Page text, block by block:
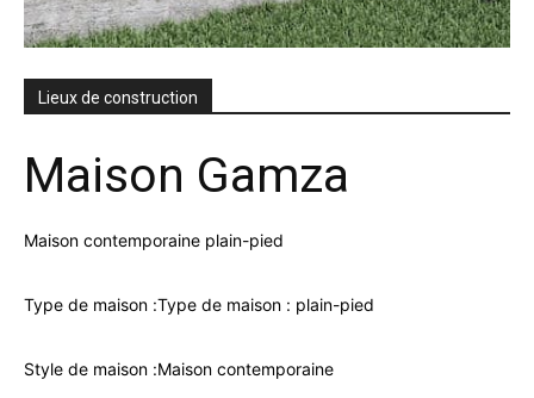
Lieux de construction
Maison Gamza
Maison contemporaine plain-pied
Type de maison :Type de maison : plain-pied
Style de maison :Maison contemporaine